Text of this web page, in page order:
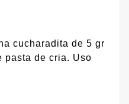
cucharadita de 5 gr
pasta de cria. Uso